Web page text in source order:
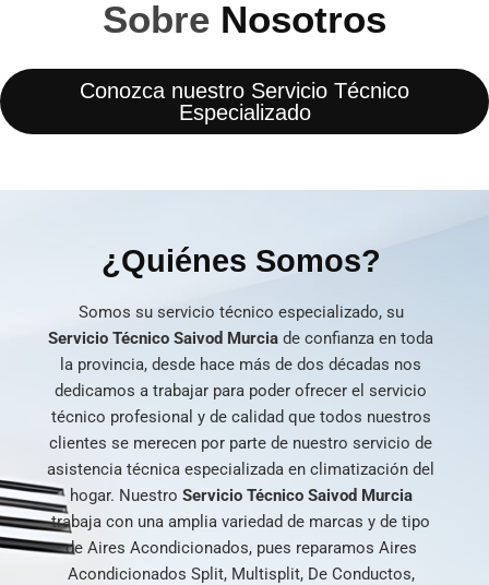
Sobre Nosotros
Conozca nuestro Servicio Técnico
Especializado
¿Quiénes Somos?
Somos su servicio técnico especializado, su
Servicio Técnico Saivod Murcia de confianza en toda
la provincia, desde hace más de dos décadas nos
dedicamos a trabajar para poder ofrecer el servicio
técnico profesional y de calidad que todos nuestros
clientes se merecen por parte de nuestro servicio de
asistencia técnica especializada en climatización del
hogar. Nuestro Servicio Técnico Saivod Murcia
trabaja con una amplia variedad de marcas y de tipo
de Aires Acondicionados, pues reparamos Aires
Acondicionados Split, Multisplit, De Conductos,